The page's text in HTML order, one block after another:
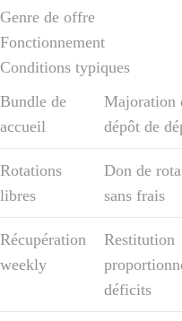
Genre de offre
Fonctionnement
Conditions typiques
Bundle de
accueil
Majoration
dépôt de
Rotations
libres
Don de
sans frais
Récupération
weekly
Restitution
déficits